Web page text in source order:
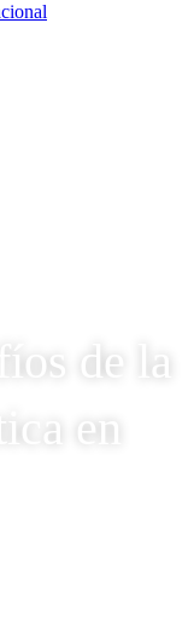
de la
en